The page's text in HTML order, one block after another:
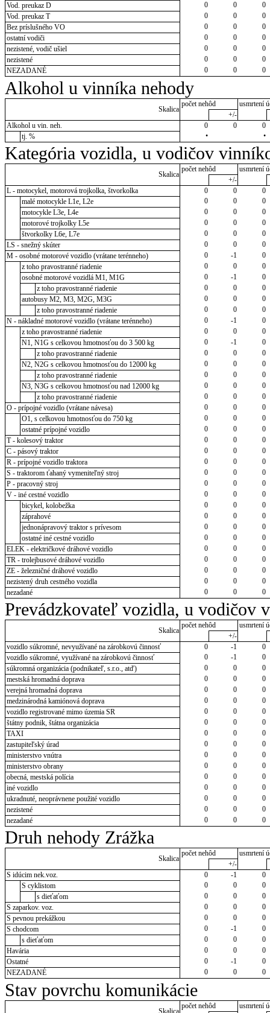
Vod. preukaz D
0 0
0
Vod. preukaz T
0 0
0
Bez príslušného VO
0 0
0
ostatní vodiči
0 0
0
nezistené, vodič ušiel
0 0
0
nezistené
0 0
0
NEZADANÉ
0 0 0
Alkohol u vinníka nehody
Skalica
počet nehôd
usmrtení
+/-
Alkohol u vin. neh.
0 0
0
tj. %
• •
Kategória vozidla, u vodičov
Skalica
počet nehôd
usmrtení
+/-
L - motocykel, motorová trojkolka, štvorkolka
0 0
0
malé motocykle L1e, L2e
0 0
0
motocykle L3e, L4e
0 0
0
motorové trojkolky L5e
0 0
0
štvorkolky L6e, L7e
0 0
0
LS - snežný skúter
0 0
0
M - osobné motorové vozidlo (vrátane terénneho)
0 -1
0
z toho pravostranné riadenie
0 0
0
osobné motorové vozidlá M1, M1G
0 -1
0
z toho pravostranné riadenie
0 0
0
autobusy M2, M3, M2G, M3G
0 0
0
z toho pravostranné riadenie
0 0
0
N - nákladné motorové vozidlo (vrátane terénneho)
0 -1
0
z toho pravostranné riadenie
0 0
0
N1, N1G s celkovou hmotnosťou do 3 500 kg
0 -1
0
z toho pravostranné riadenie
0 0
0
N2, N2G s celkovou hmotnosťou do 12000 kg
0 0
0
z toho pravostranné riadenie
0 0
0
N3, N3G s celkovou hmotnosťou nad 12000 kg
0 0
0
z toho pravostranné riadenie
0 0
0
O - prípojné vozidlo (vrátane návesa)
0 0
0
O1, s celkovou hmotnosťou do 750 kg
0 0
0
ostatné prípojné vozidlo
0 0
0
T - kolesový traktor
0 0
0
C - pásový traktor
0 0
0
R - prípojné vozidlo traktora
0 0
0
S - traktorom ťahaný vymeniteľný stroj
0 0
0
P - pracovný stroj
0 0
0
V - iné cestné vozidlo
0 0
0
bicykel, kolobežka
0 0
0
záprahové
0 0
0
jednonápravový traktor s prívesom
0 0
0
ostatné iné cestné vozidlo
0 0
0
ELEK - električkové dráhové vozidlo
0 0
0
TR - trolejbusové dráhové vozidlo
0 0
0
ZE - železničné dráhové vozidlo
0 0
0
nezistený druh cestného vozidla
0 0
0
nezadané
0 0 0
Prevádzkovateľ vozidla, u vodičov
Skalica
počet nehôd
usmrtení
+/-
vozidlo súkromné, nevyužívané na zárobkovú činnosť
0 -1
0
vozidlo súkromné, využívané na zárobkovú činnosť
0 -1
0
súkromná organizácia (podnikateľ, s.r.o., atď)
0 0
0
mestská hromadná doprava
0 0
0
verejná hromadná doprava
0 0
0
medzinárodná kamiónová doprava
0 0
0
vozidlo registrované mimo územia SR
0 0
0
štátny podnik, štátna organizácia
0 0
0
TAXI
0 0
0
zastupiteľský úrad
0 0
0
ministerstvo vnútra
0 0
0
ministerstvo obrany
0 0
0
obecná, mestská polícia
0 0
0
iné vozidlo
0 0
0
ukradnuté, neoprávnene použité vozidlo
0 0
0
nezistené
0 0
0
nezadané
0 0 0
Druh nehody Zrážka
Skalica
počet nehôd
usmrtení
+/-
S idúcim nek.voz.
0 -1
0
S cyklistom
0 0
0
s dieťaťom
0 0
0
S zaparkov. voz.
0 0
0
S pevnou prekážkou
0 0
0
S chodcom
0 -1
0
s dieťaťom
0 0
0
Havária
0 0
0
Ostatné
0 -1
0
NEZADANÉ
0 0 0
Stav povrchu komunikácie
Skalica
počet nehôd
usmrtení